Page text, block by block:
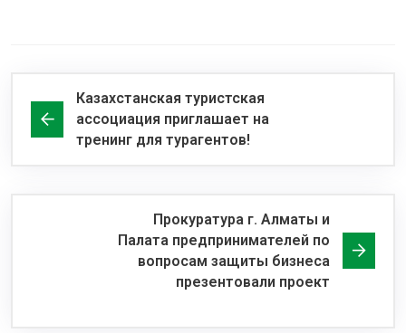
Казахстанская туристская
ассоциация приглашает на
тренинг для турагентов!
Прокуратура г. Алматы и
Палата предпринимателей по
вопросам защиты бизнеса
презентовали проект